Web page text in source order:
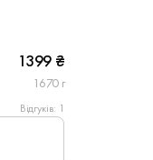
1399 ₴
1670 г
Відгуків: 1